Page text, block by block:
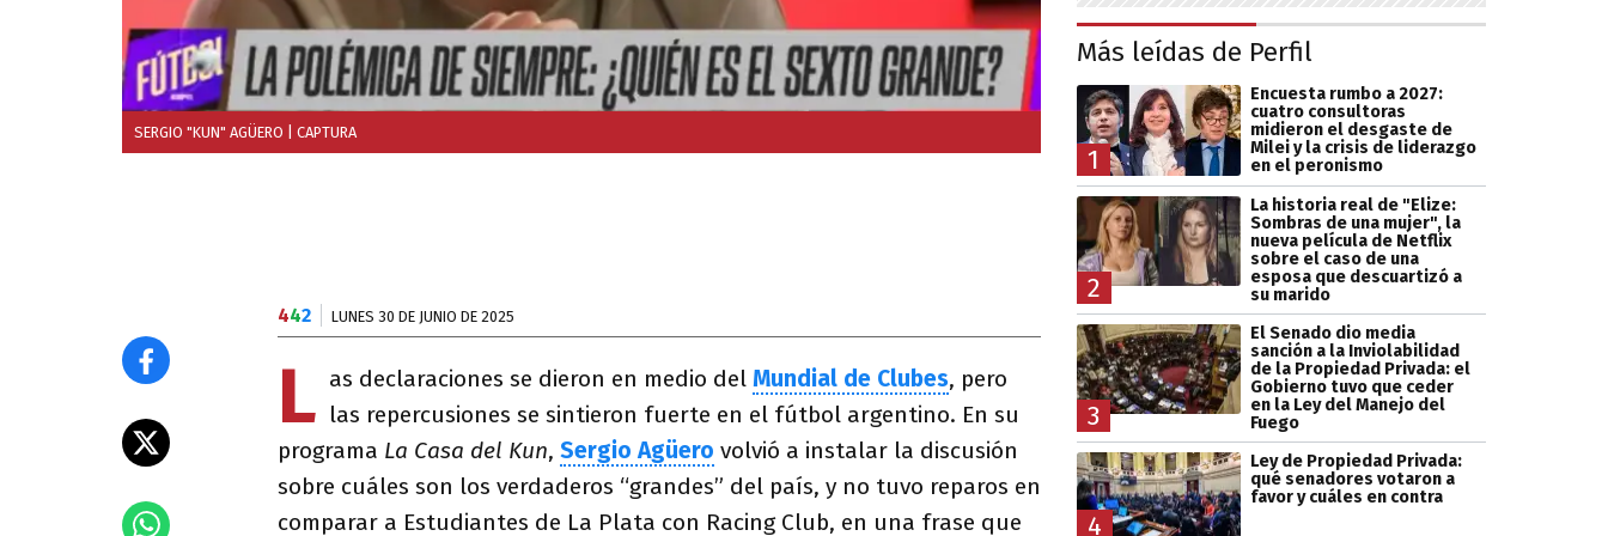
SERGIO "KUN" AGÜERO | CAPTURA
442 LUNES 30 DE JUNIO DE 2025
L as declaraciones se dieron en medio del Mundial de Clubes, pero
las repercusiones se sintieron fuerte en el fútbol argentino. En su
programa La Casa del Kun, Sergio Agüero volvió a instalar la discusión
sobre cuáles son los verdaderos “grandes” del país, y no tuvo reparos en
comparar a Estudiantes de La Plata con Racing Club, en una frase que
Más leídas de Perfil
1
Encuesta rumbo a 2027:
cuatro consultoras
midieron el desgaste de
Milei y la crisis de liderazgo
en el peronismo
2
La historia real de "Elize:
Sombras de una mujer", la
nueva película de Netflix
sobre el caso de una
esposa que descuartizó a
su marido
3
El Senado dio media
sanción a la Inviolabilidad
de la Propiedad Privada: el
Gobierno tuvo que ceder
en la Ley del Manejo del
Fuego
4
Ley de Propiedad Privada:
qué senadores votaron a
favor y cuáles en contra